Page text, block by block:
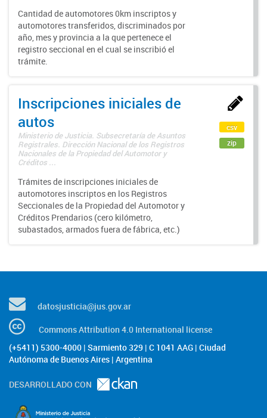
Cantidad de automotores 0km inscriptos y
automotores transferidos, discriminados por
año, mes y provincia a la que pertenece el
registro seccional en el cual se inscribió el
trámite.
Inscripciones iniciales de
autos
Ministerio de Justicia. Subsecretaría de Asuntos
Registrales. Dirección Nacional de los Registros
Nacionales de la Propiedad del Automotor y
Créditos ...
Trámites de inscripciones iniciales de
automotores inscriptos en los Registros
Seccionales de la Propiedad del Automotor y
Créditos Prendarios (cero kilómetro,
subastados, armados fuera de fábrica, etc.)
csv
zip
datosjusticia@jus.gov.ar
Commons Attribution 4.0 International license
(+5411) 5300-4000 | Sarmiento 329 | C 1041 AAG | Ciudad
Autónoma de Buenos Aires | Argentina
DESARROLLADO CON